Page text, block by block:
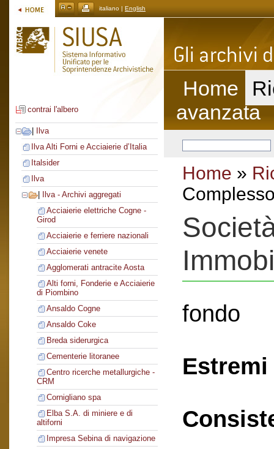
italiano | English
contrai l'albero
Ilva
Ilva Alti Forni e Acciaierie d’Italia
Italsider
Ilva
Ilva - Archivi aggregati
Acciaierie elettriche Cogne -
Girod
Acciaierie e ferriere nazionali
Acciaierie venete
Agglomerati antracite Aosta
Alti forni, Fonderie e Acciaierie
di Piombino
Ansaldo Cogne
Ansaldo Coke
Breda siderurgica
Cementerie litoranee
Centro ricerche metallurgiche -
CRM
Cornigliano spa
Elba S.A. di miniere e di
altiforni
Impresa Sebina di navigazione
Home
avanzata
Home »
fondo